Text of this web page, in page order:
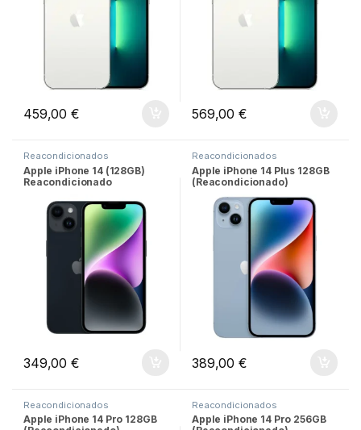
459,00€ 569,00€
Reacondicionados
Apple iPhone 14 (128GB)
Reacondicionado
349,00€
Reacondicionados
Apple iPhone 14 Plus 128GB
(Reacondicionado)
389,00€
Reacondicionados
Apple iPhone 14 Pro 128GB
Reacondicionados
Apple iPhone 14 Pro 256GB